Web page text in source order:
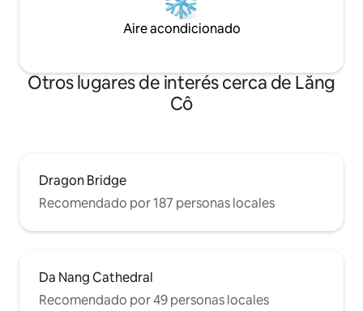
Aire acondicionado
Otros lugares de interés cerca de Lăng
Cô
Dragon Bridge
Recomendado por 187 personas locales
Da Nang Cathedral
Recomendado por 49 personas locales